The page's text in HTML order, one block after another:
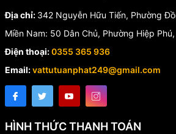
Địa chỉ: 342 Nguyễn Hữu Tiến, Phường
Miền Nam: 50 Dân Chủ, Phường Hiệp
Điện thoại:0355 365 936
Email:vattutuanphat249@gmail.com
HÌNH THỨC THANH TOÁN